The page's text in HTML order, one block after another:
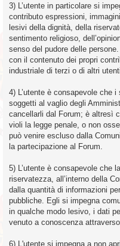
3) L’utente in particolare si
contributo espressioni,
lesivi della dignità, della
sentimento religioso,
senso del pudore delle
con il contenuto dei propri
industriale di terzi o di altri utenti.
4) L’utente è consapevole che
soggetti al vaglio degli
cancellarli dal Forum; è altresì
violi la legge penale, o non
può venire escluso dalla
la partecipazione al Forum.
5) L’utente è consapevole che
riservatezza, all’interno della
dalla quantità di informazioni
pubbliche. Egli si impegna
in qualche modo lesivo, i dati
venuto a conoscenza attraverso
6) L'utente si impegna a non